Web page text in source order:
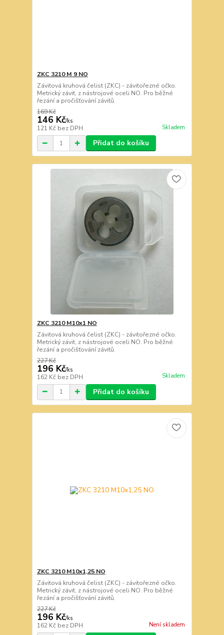
ZKC 3210 M 9 NO
Závitová kruhová čelist (ZKC) - závitořezné očko.
Metrický závit, z nástrojové oceli NO. Pro běžné
řezání a pročišťování závitů.
169 Kč
146 Kč/ks
121 Kč bez DPH Skladem
Přidat do košíku
ZKC 3210 M10x1 NO
Závitová kruhová čelist (ZKC) - závitořezné očko.
Metrický závit, z nástrojové oceli NO. Pro běžné
řezání a pročišťování závitů.
227 Kč
196 Kč/ks
162 Kč bez DPH Skladem
Přidat do košíku
ZKC 3210 M10x1,25 NO
Závitová kruhová čelist (ZKC) - závitořezné očko.
Metrický závit, z nástrojové oceli NO. Pro běžné
řezání a pročišťování závitů.
227 Kč
196 Kč/ks
162 Kč bez DPH Není skladem